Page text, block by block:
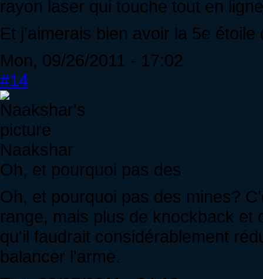
rayon laser qui touche tout en
Et j'aimerais bien avoir la 5e
Mon, 09/26/2011 - 17:02
#14
Naakshar
Oh, et pourquoi pas des
Oh, et pourquoi pas des mines?
range, mais plus de knockback et
qu'il faudrait considérablement
balancer l'arme.